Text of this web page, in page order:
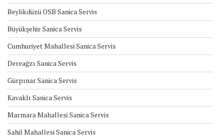
Beylikdüzü OSB Sanica Servis
Büyükşehir Sanica Servis
Cumhuriyet Mahallesi Sanica Servis
Dereağzı Sanica Servis
Gürpınar Sanica Servis
Kavaklı Sanica Servis
Marmara Mahallesi Sanica Servis
Sahil Mahallesi Sanica Servis